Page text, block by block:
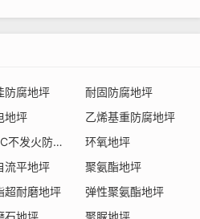
化剂混合，充分搅拌
内施工完成
小时以上
防腐地坪
耐固防腐地坪
地坪
乙烯基重防腐地坪
NFJCC不发火防爆防静地坪
环氧地坪
流平地坪
聚氨酯地坪
超耐磨地坪
弹性聚氨酯地坪